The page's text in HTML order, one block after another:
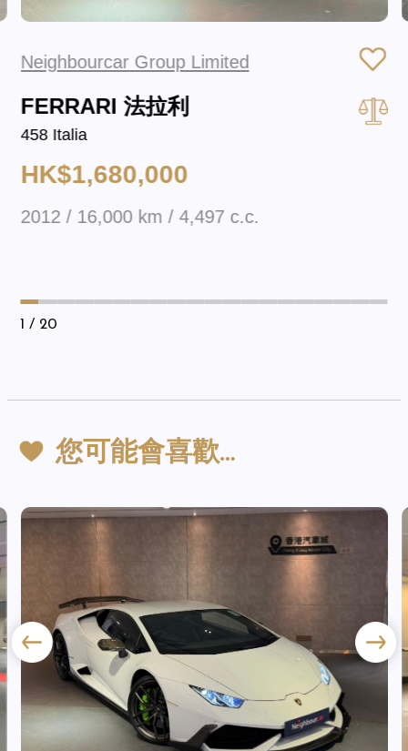
Neighbourcar Group Limited
FERRARI 法拉利
458 Italia
HK$1,680,000
2012 / 16,000 km / 4,497 c.c.
1 / 20
您可能會喜歡…